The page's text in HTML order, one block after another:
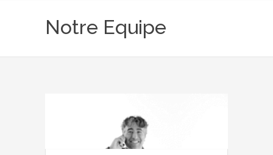
Notre Equipe